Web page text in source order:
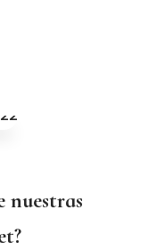
nuestras